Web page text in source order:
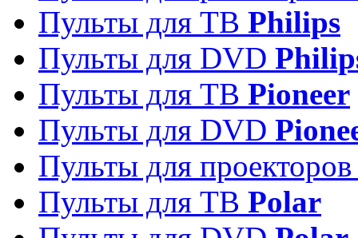
Пульты для ТВ Philips
Пульты для DVD
Пульты для ТВ Pioneer
Пульты для DVD
Пульты для
Пульты для ТВ Polar